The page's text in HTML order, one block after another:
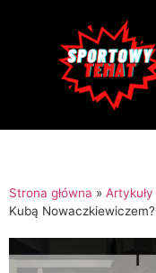
Strona główna » Artykuły
Kubą Nowaczkiewiczem?